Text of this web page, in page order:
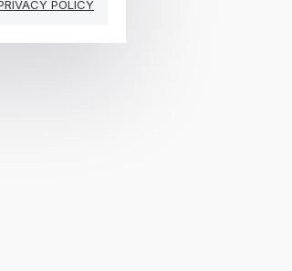
POLICY